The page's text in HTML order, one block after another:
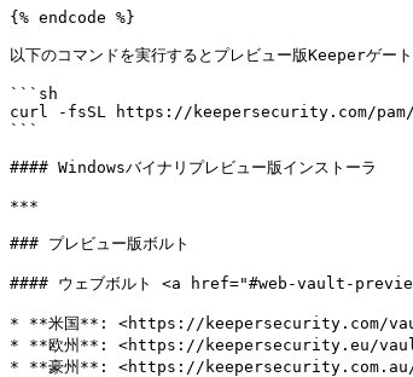
{% endcode %}
以下のコマンドを実行するとプレビュー版Keeperゲー
```sh
curl -fsSL https://keepersecurity.com/
```
#### Windowsバイナリプレビュー版インストーラ
***
### プレビュー版ボルト
#### ウェブボルト <a href="#web-vault-
* **米国**: <https://keepersecurity.com/
* **欧州**: <https://keepersecurity.eu/
* **豪州**: <https://